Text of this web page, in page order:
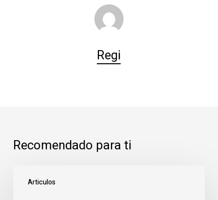
Regi
Recomendado para ti
Articulos
enfermedades